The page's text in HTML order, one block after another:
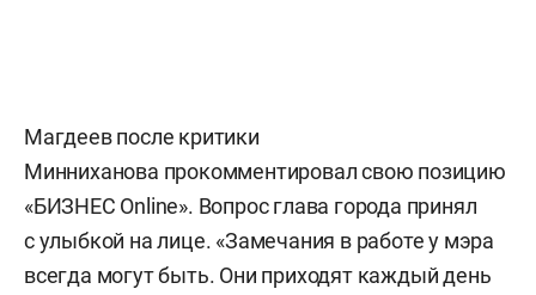
Магдеев после критики
Минниханова прокомментировал свою позицию
«БИЗНЕС Online». Вопрос глава города принял
с улыбкой на лице. «Замечания в работе у мэра
всегда могут быть. Они приходят каждый день